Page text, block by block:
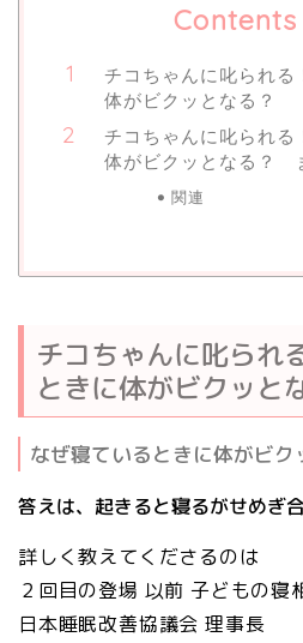
Contents
チコちゃんに叱られる
体がビクッとなる？
チコちゃんに叱られる
体がビクッとなる？
関連
チコちゃんに叱られ
ときに体がビクッと
なぜ寝ているときに体がビク
答えは、起きると寝るがせめぎ
詳しく教えてくださるのは
２回目の登場 以前 子どもの寝
日本睡眠改善協議会 理事長